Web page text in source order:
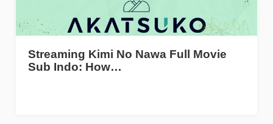
Streaming Kimi No Nawa Full Movie
Sub Indo: How…